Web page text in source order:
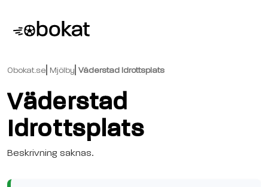
Obokat.se Mjölby Väderstad Idrottsplats
Väderstad
Idrottsplats
Beskrivning saknas.